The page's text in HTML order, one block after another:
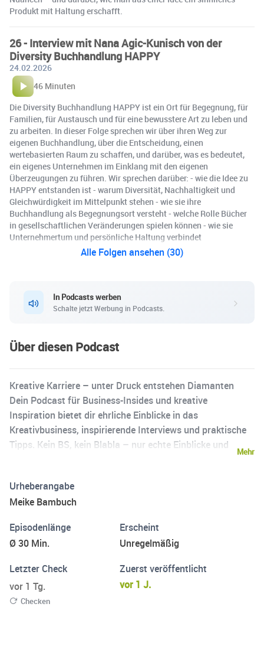
Produkt mit Haltung erschafft.
26 - Interview mit Nana Agic-Kunisch von der
Diversity Buchhandlung HAPPY
24.02.2026
46 Minuten
Die Diversity Buchhandlung HAPPY ist ein Ort für Begegnung, für
Familien, für Austausch und für eine bewusstere Art zu leben und
zu arbeiten. In dieser Folge sprechen wir über ihren Weg zur
eigenen Buchhandlung, über die Entscheidung, einen
wertebasierten Raum zu schaffen, und darüber, was es bedeutet,
ein eigenes Unternehmen im Einklang mit den eigenen
Überzeugungen zu führen. Wir sprechen darüber: - wie die Idee zu
HAPPY entstanden ist - warum Diversität, Nachhaltigkeit und
Gleichwürdigkeit im Mittelpunkt stehen - wie sie ihre
Buchhandlung als Begegnungsort versteht - welche Rolle Bücher
in gesellschaftlichen Veränderungen spielen können - wie sie
Unternehmertum und persönliche Haltung verbindet
Alle Folgen ansehen (30)
In Podcasts werben
Schalte jetzt Werbung in Podcasts.
Über diesen Podcast
Kreative Karriere – unter Druck entstehen Diamanten
Dein Podcast für Business-Insides und kreative
Inspiration bietet dir ehrliche Einblicke in das
Kreativbusiness, inspirierende Interviews und praktische
Tipps. Kein BS, kein Blabla – nur echte Einblicke und
fernab vom Mainstream und auf unkonventionellen
Wegen. Es geht darum, deine kreative Vision in ein
passt. Dabei stehen nicht nur Strategien und Wissen im
Vordergrund, sondern auch die Balance zwischen
Kreativität, Business und einem erfüllten Leben. Lass dich
inspirieren, authentisch deinen eigenen Weg zu gehen.
Mehr
Urheberangabe
Meike Bambuch
Episodenlänge
Ø 30 Min.
Erscheint
Unregelmäßig
Letzter Check
vor 1 Tg.
Checken
Zuerst veröffentlicht
vor 1 J.